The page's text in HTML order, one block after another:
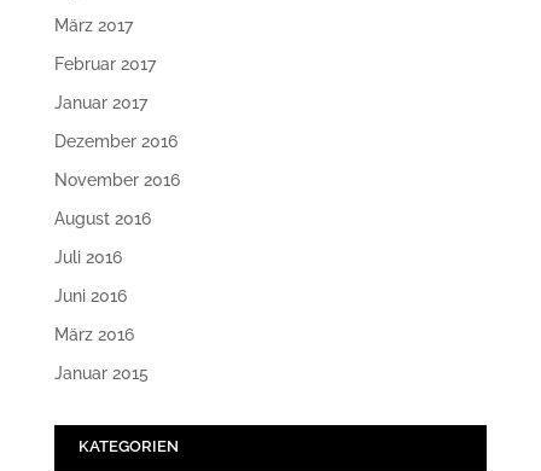
März 2017
Februar 2017
Januar 2017
Dezember 2016
November 2016
August 2016
Juli 2016
Juni 2016
März 2016
Januar 2015
KATEGORIEN